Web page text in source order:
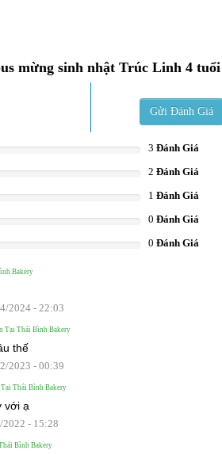
mừng sinh nhật Trúc Linh 4 tuổi
Gửi Đánh Giá
3 Đánh Giá
2 Đánh Giá
1 Đánh Giá
0 Đánh Giá
0 Đánh Giá
Bakery
2024 - 22:03
Tại Thái Bình Bakery
thế
2023 - 00:39
Thái Bình Bakery
với ạ
- 15:28
Bình Bakery